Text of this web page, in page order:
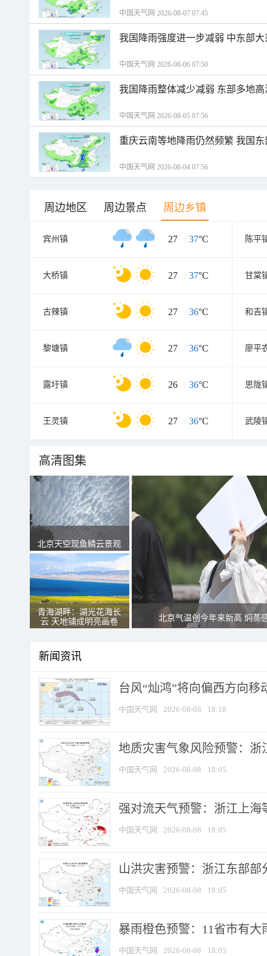
中国天气网 2026-08-07 07:45
我国降雨强度进一步减弱 中东部
中国天气网 2026-08-06 07:50
我国降雨整体减少减弱 东部多地
中国天气网 2026-08-05 07:56
重庆云南等地降雨仍然频繁 我国
中国天气网 2026-08-04 07:56
周边地区 周边景点 周边乡镇
宾州镇 27 / 37°C 陈平
大桥镇 27 / 37°C 甘棠
古辣镇 27 / 36°C 和吉
黎塘镇 27 / 36°C 廖平
露圩镇 26 / 36°C 思陇
王灵镇 27 / 36°C 武陵
高清图集
北京天空现鱼鳞云景观
青海湖畔：湖光花海长
云 天地铺成明亮画卷
北京气温创今年来新高 焖蒸
新闻资讯
台风“灿鸿”将向偏西方向移
中国天气网 2026-08-08 18:18
地质灾害气象风险预警：
中国天气网 2026-08-08 18:05
强对流天气预警：浙江上海
中国天气网 2026-08-08 18:05
山洪灾害预警：浙江东部
中国天气网 2026-08-08 18:05
暴雨橙色预警：11省市有
中国天气网 2026-08-08 18:05